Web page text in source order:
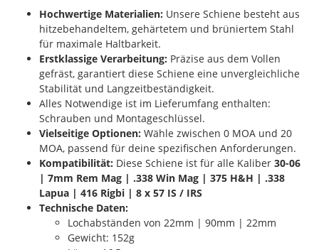
Hochwertige Materialien: Unsere Schiene besteht aus
hitzebehandeltem, gehärtetem und brüniertem Stahl
für maximale Haltbarkeit.
Erstklassige Verarbeitung: Präzise aus dem Vollen
gefräst, garantiert diese Schiene eine unvergleichliche
Stabilität und Langzeitbeständigkeit.
Alles Notwendige ist im Lieferumfang enthalten:
Schrauben und Montageschlüssel.
Vielseitige Optionen: Wähle zwischen 0 MOA und 20
MOA, passend für deine spezifischen Anforderungen.
Kompatibilität: Diese Schiene ist für alle Kaliber 30-06
| 7mm Rem Mag | .338 Win Mag | 375 H&H | .338
Lapua | 416 Rigbi | 8 x 57 IS / IRS
Technische Daten:
Lochabständen von 22mm | 90mm | 22mm
Gewicht: 152g